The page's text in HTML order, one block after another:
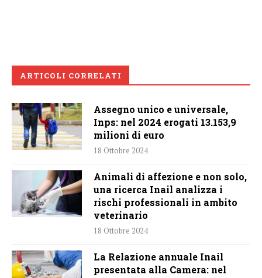
ARTICOLI CORRELATI
Assegno unico e universale,
Inps: nel 2024 erogati 13.153,9
milioni di euro
18 Ottobre 2024
Animali di affezione e non solo,
una ricerca Inail analizza i
rischi professionali in ambito
veterinario
18 Ottobre 2024
La Relazione annuale Inail
presentata alla Camera: nel